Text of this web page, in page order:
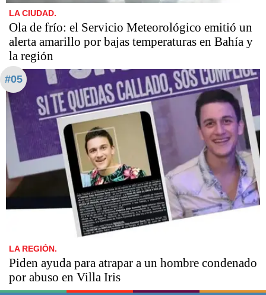
LA CIUDAD.
Ola de frío: el Servicio Meteorológico emitió un
alerta amarillo por bajas temperaturas en Bahía y
la región
#05
LA REGIÓN.
Piden ayuda para atrapar a un hombre condenado
por abuso en Villa Iris